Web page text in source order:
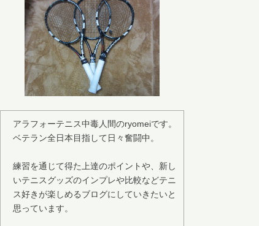
アラフォーテニス中毒人間のryomeiです。
ベテラン全日本目指して日々奮闘中。
練習を通じて得た上達のポイントや、新し
いテニスグッズのインプレや比較などテニ
ス好きが楽しめるブログにしていきたいと
思っています。